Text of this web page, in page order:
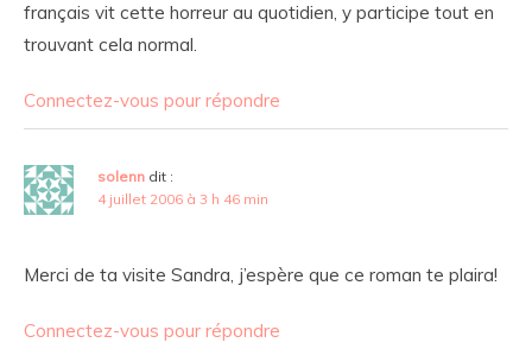
français vit cette horreur au quotidien, y participe tout en
trouvant cela normal.
Connectez-vous pour répondre
solenn dit :
4 juillet 2006 à 3 h 46 min
Merci de ta visite Sandra, j’espère que ce roman te plaira!
Connectez-vous pour répondre